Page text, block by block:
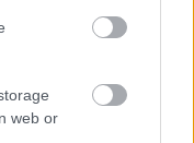
web or
kilit
iyi puanlar getirecek